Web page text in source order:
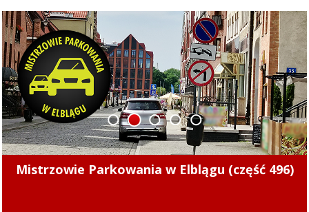
Pierwsze punkty w nowym sezonie. Concordia
1 2 3 4 5